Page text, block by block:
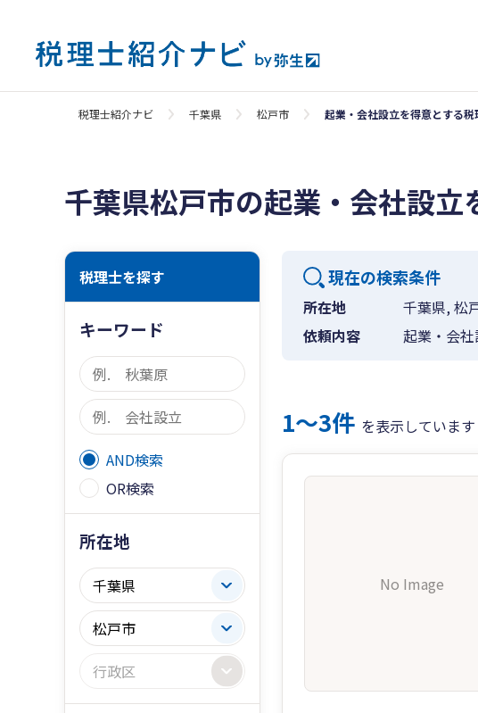
税理士紹介ナビ 千葉県 松戸市 起業・会社設立を得意とする
千葉県松戸市の起業・会社設
税理士を探す
キーワード
AND検索
OR検索
所在地
現在の検索条件
所在地
千葉県, 松
依頼内容
起業・会
1〜3件 を表示しています
No Image